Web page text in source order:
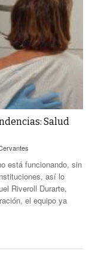
Salud
está funcionando, sin
así lo
Riveroll Durarte,
el equipo ya